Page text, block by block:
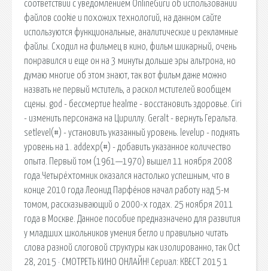
соответствии с уведомлением OnlineGuru об использовании
файлов cookie и похожих технологий, на данном сайте
используются функциональные, аналитические и рекламные
файлы. Сходил на фильмец в кино, фильм шикарный, очень
понравился и еще он на 3 минуты дольше эры альтрона, но
думаю многие об этом знают, так вот фильм даже можно
назвать не первый мститель, а раскол мстителей вообщем
сцены. god - бессмертие healme - восстановить здоровье. Ciri
- изменить персонажа на Цириллу. Geralt - вернуть Геральта.
setlevel(#) - установить указанный уровень. levelup - поднять
уровень на 1. addexp(#) - добавить указанное количество
опыта. Первый том (1961—1970) вышел 11 ноября 2008
года.Четырёхтомник оказался настолько успешным, что в
конце 2010 года Леонид Парфёнов начал работу над 5-м
томом, рассказывающий о 2000-х годах. 25 ноября 2011
года в Москве. Данное пособие предназначено для развития
у младших школьников умения бегло и правильно читать
слова разной слоговой структуры как изолированно, так Oct
28, 2015 · СМОТРЕТЬ КИНО ОНЛАЙН! Сериал: КВЕСТ 2015 1